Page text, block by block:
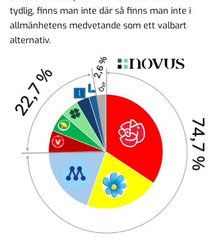
tydlig, finns man inte där så finns man inte i
allmänhetens medvetande som ett valbart
alternativ.